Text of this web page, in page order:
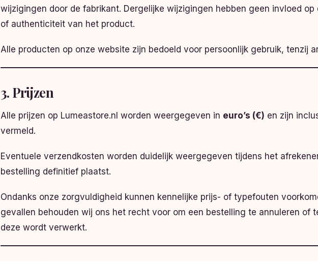
wijzigingen door de fabrikant. Dergelijke wijzigingen hebben geen invloed
of authenticiteit van het product.
Alle producten op onze website zijn bedoeld voor persoonlijk gebruik, tenzij
3. Prijzen
Alle prijzen op Lumeastore.nl worden weergegeven in euro’s (€) en zijn
vermeld.
Eventuele verzendkosten worden duidelijk weergegeven tijdens het
bestelling definitief plaatst.
Ondanks onze zorgvuldigheid kunnen kennelijke prijs- of typefouten
gevallen behouden wij ons het recht voor om een bestelling te annuleren of
deze wordt verwerkt.